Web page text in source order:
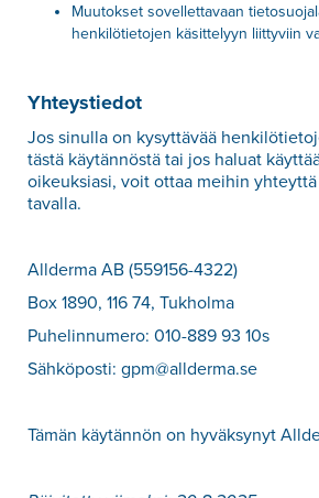
Muutokset sovellettavaan
henkilötietojen käsittelyyn liittyviin
Yhteystiedot
Jos sinulla on kysyttävää
tästä käytännöstä tai jos haluat
oikeuksiasi, voit ottaa meihin
tavalla.
Allderma AB (559156-4322)
Box 1890, 116 74, Tukholma
Puhelinnumero: 010-889 93 10s
Sähköposti: gpm@allderma.se
Tämän käytännön on hyväksynyt